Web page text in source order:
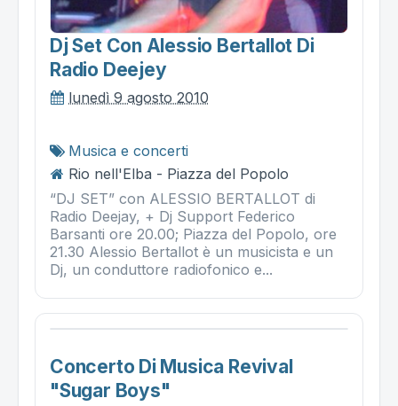
Dj Set Con Alessio Bertallot Di
Radio Deejey
lunedì 9 agosto 2010
Musica e concerti
Rio nell'Elba - Piazza del Popolo
“DJ SET” con ALESSIO BERTALLOT di
Radio Deejay, + Dj Support Federico
Barsanti ore 20.00; Piazza del Popolo, ore
21.30 Alessio Bertallot è un musicista e un
Dj, un conduttore radiofonico e...
Concerto Di Musica Revival
"sugar Boys"